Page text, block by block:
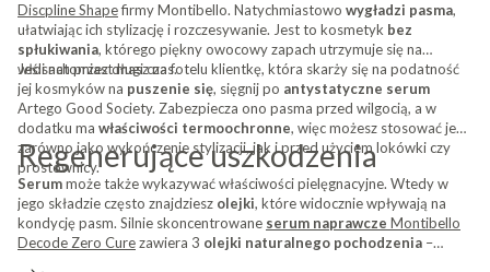
Discpline Shapefirmy Montibello. Natychmiastowo wygładzi pasma,
ułatwiając ich stylizację i rozczesywanie. Jest to kosmetyk bez
spłukiwania, którego piękny owocowy zapach utrzymuje się na
włosach przez długi czas.
Jeśli natomiast masz na fotelu klientkę, która skarży się na podatność
jej kosmyków na puszenie się, sięgnij po antystatyczne serum
Artego Good Society. Zabezpiecza ono pasma przed wilgocią, a w
dodatku ma właściwości termoochronne, więc możesz stosować je
zarówno jako wykończenie stylizacji, jak i przed użyciem lokówki czy
prostownicy.
Regenerujące uszkodzenia
Serummoże także wykazywać właściwości pielęgnacyjne. Wtedy w
jego składzie często znajdziesz olejki, które widocznie wpływają na
kondycję pasm. Silnie skoncentrowane serum naprawcze Montibello
Decode Zero Curezawiera 3 olejki naturalnego pochodzenia –